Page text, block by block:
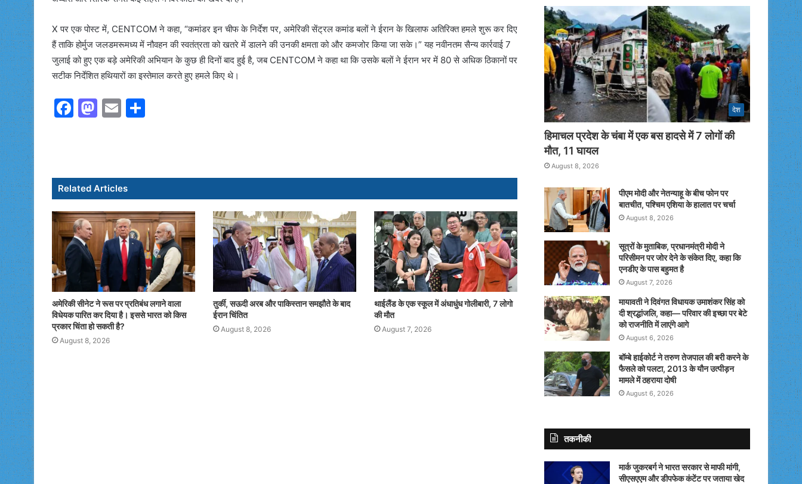
X पर एक पोस्ट में, CENTCOM ने कहा, “कमांडर इन चीफ के निर्देश पर, अमेरिकी सेंट्रल कमांड बलों ने ईरान के खिलाफ अतिरिक्त हमले शुरू कर दिए
हैं ताकि होर्मुज जलडमरूमध्य में नौवहन की स्वतंत्रता को खतरे में डालने की उनकी क्षमता को और कमजोर किया जा सके।” यह नवीनतम सैन्य कार्रवाई 7
जुलाई को हुए एक बड़े अमेरिकी अभियान के कुछ ही दिनों बाद हुई है, जब CENTCOM ने कहा था कि उसके बलों ने ईरान भर में 80 से अधिक ठिकानों पर
सटीक निर्देशित हथियारों का इस्तेमाल करते हुए हमले किए थे।
F
b
o
o
k
M
d
o
n
E
Related Articles
अमेरिकी सीनेट ने रूस पर प्रतिबंध लगाने वाला
विधेयक पारित कर दिया है। इससे भारत को किस
प्रकार चिंता हो सकती है?
August 8, 2026
तुर्की, सऊदी अरब और पाकिस्तान समझौते के बाद
ईरान चिंतित
August 8, 2026
थाईलैंड के एक स्कूल में अंधाधुंध गोलीबारी, 7 लोगो
की मौत
August 7, 2026
देश
हिमाचल प्रदेश के चंबा में एक बस हादसे में 7 लोगों की
मौत, 11 घायल
August 8, 2026
पीएम मोदी और नेतन्याहू के बीच फोन पर
बातचीत, पश्चिम एशिया के हालात पर चर्चा
August 8, 2026
सूत्रों के मुताबिक, प्रधानमंत्री मोदी ने
परिसीमन पर जोर देने के संकेत दिए, कहा कि
एनडीए के पास बहुमत है
August 7, 2026
मायावती ने दिवंगत विधायक उमाशंकर सिंह को
दी श्रद्धांजलि, कहा— परिवार की इच्छा पर बेटे
को राजनीति में लाएंगे आगे
August 6, 2026
बॉम्बे हाईकोर्ट ने तरुण तेजपाल की बरी करने के
फैसले को पलटा, 2013 के यौन उत्पीड़न
मामले में ठहराया दोषी
August 6, 2026
तकनीकी
मार्क जुकरबर्ग ने भारत सरकार से माफी मांगी,
सीएसएएम और डीपफेक कंटेंट पर जताया खेद